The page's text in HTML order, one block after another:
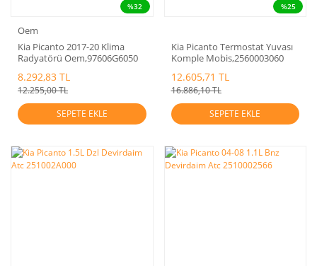
%32
Oem
Kia Picanto 2017-20 Klima
Radyatörü Oem,97606G6050
8.292,83 TL
12.255,00 TL
SEPETE EKLE
%25
Kia Picanto Termostat Yuvası
Komple Mobis,2560003060
12.605,71 TL
16.886,10 TL
SEPETE EKLE